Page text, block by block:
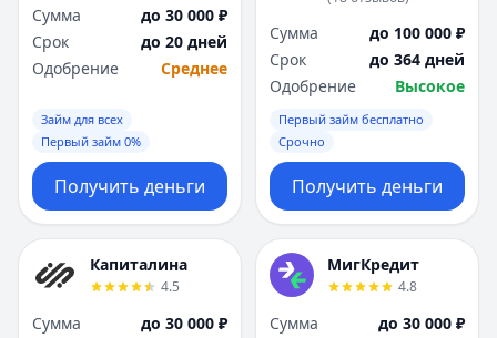
Сумма
до 30 000 ₽
Срок
до 20 дней
Одобрение
Среднее
Займ для всех
Первый займ 0%
Получить деньги
Сумма
до 100 000 ₽
Срок
до 364 дней
Одобрение
Высокое
Первый займ бесплатно
Срочно
Получить деньги
Капиталина
4.5
Сумма
до 30 000 ₽
МигКредит
4.8
Сумма
до 30 000 ₽